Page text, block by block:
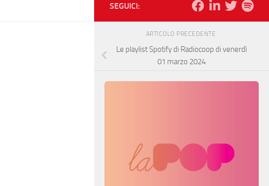
SEGUICI:
ARTICOLO PRECEDENTE
Le playlist Spotify di Radiocoop di venerdì
01 marzo 2024